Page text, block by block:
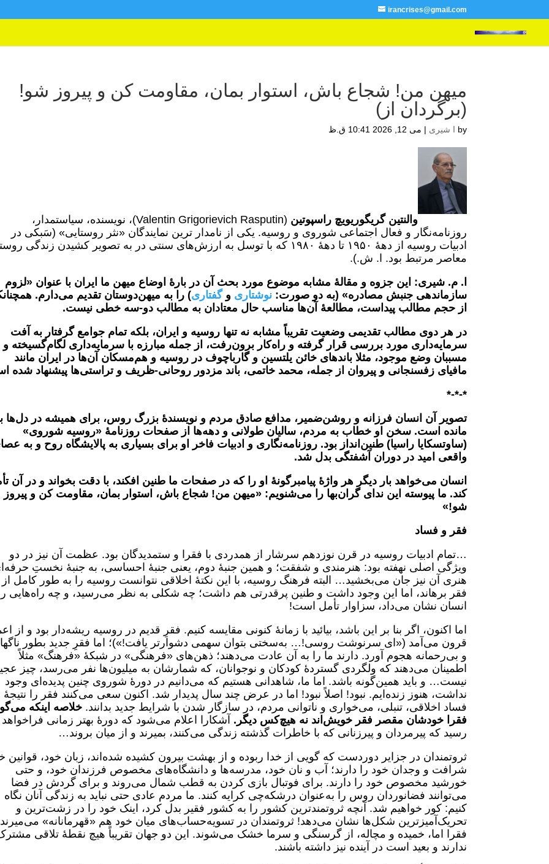
irancrises@gmail.com
میهن من! شجاع باش، استوار بمان، مقاومت کن و پیروز شو!
(برگردان از)
by ا شیری | می 12, 2026 10:41 ق.ظ
والنتین گریگوریویچ راسپوتین
(Valentin Grigorievich Rasputin)، نویسنده، سیاستمدار،
روزنامه‌نگار و فعال اجتماعی شوروی و روسیه. یکی از نامدار ‌ترین نمایندگان «نثر روستایی» (سَبکی در
ادبیات روسیه از دهۀ ۱۹۵۰ تا دهۀ ۱۹۸۰ که با توسل به ارزش‌های سنتی در به تصویر کشیدن زندگی
معاصر مرتبط بود. ا. ش.).
ا. م. شیری: این جزوه و مقالۀ مشابه موضوع مورد بحث آن در بارۀ اوضاع میهن ما ایران با عنوان «لزوم
سازماندهی جنبش مصادره» (به دو صورت:نوشتاری وگفتاری) را به میهن‌دوستان تقدیم می‌دارم.
از حجم مطالب پیداست، مطالعۀ آن‌ها مناسب حال معتادان به مطالب دو-سه خطی نیست.
در هر دوی مطالب تقدیمی وضعیت تقریباً مشابه نه تنها روسیه و ایران، بلکه تمام جوامع گرفتار به آفت
سرمایه‌داری مورد بررسی قرار گرفته و راه‌کار برون‌رفت، از جمله مبارزه با سرمایه‌داری لگام‌گسیخته و
مسببان وضع موجود، مثلا باندهای خائن یلتسین و گارباچوف در روسیه و هم‌مسکان آن‌ها در ایران مانند
مافیای زفسنجانی و پیروان از جمله، محمد خاتمی، باند مزدور روحانی-ظریف و تراستی‌ها پیشنهاد شده
*-*-*
تصویر آن انسان فرزانه و روشن‌ضمیر، مدافع صادق مردم و نویسندۀ بزرگ روس، برای همیشه در دل‌ها
مانده است. سخن او خطاب به مردم، سالیان طولانی و دهه‌ها از صفحات روزنامۀ «روسیه شوروی»
(ساوتسکایا راسیا) طنین‌انداز بود. روزنامه‌نگاری و ادبیات فاخر او برای بسیاری به پالایشگاه روح و به
واقعی امید در دوران آشفتگی بدل شد.
انسان می‌خواهد بار دیگر هر واژۀ پیامبرگونۀ او را که در صفحات ما طنین افکند، با دقت بخواند و در آن
کند. ما پیوسته این ندای گران‌بها را می‌شنویم: «میهن من!شجاع باش، استوار بمان، مقاومت کن و پیروز
شو!
»
فقر و فساد
…تمام ادبیات روسیه در قرن نوزدهم سرشار از همدردی با فقرا و ستمدیدگان بود. عظمت آن نیز در دو
ویژگی اصلی نهفته بود: هنرمندی و شفقت؛ و همین جنبهٔ دوم، یعنی جنبۀ احساسی، به جنبهٔ نخستِ
هنری آن نیز جان می‌بخشید… البته فرهنگ روسیه، با این نکتۀ اخلاقی نتوانست روسیه را به طور کامل از
فقر برهاند، اما این وجود داشت و طنین پرقدرتی هم داشت؛ چه شکلی به نظر می‌رسید، و چه راه‌هایی
انسان نشان می‌داد، سزاوار تأمل است!
اما اکنون، اگر بنا بر این باشد، بیائید با زمانهٔ کنونی مقایسه کنیم. فقرِ قدیم در روسیه ریشه‌دار بود و از
قرون می‌آمد («ای سرنوشت روسی!… به‌سختی بتوان سهمی دشوارتر یافت!»)؛ اما فقرِ جدید بطور
و بی‌رحمانه هجوم آورد. دارند ما را به آن عادت می‌دهند؛ ذهن‌های «فرهنگی» در شبکهٔ «فرهنگ» مثلاً
اطمینان می‌دهند که ولگردی گستردهٔ کودکان و نوجوانان، که شمارشان به میلیون‌ها نفر می‌رسد، چیز
نیست… و باید همین‌گونه باشد. اما ما، شاهدانی هستیم که می‌دانیم در دورۀ شوروی چنین پدیده‌ای وجود
نداشت، هنوز زنده‌ایم. نبود! اصلاً نبود! اما در عرض چند سال پدیدار شد. اکنون سعی می‌کنند فقر را نتیجهٔ
فساد اخلاقی، تنبلی، می‌خواری و ناتوانی مردم، در سازگار شدن با شرایط جدید بدانند.خلاصه اینکه
فقرا خودشان مقصر فقر خویش‌اند نه هیچ‌کس دیگر. آشکارا اعلام می‌شود که دورۀ بهتر زمانی فراخواهد
رسید که پیرمردان و پیرزنانی که با خاطرات گذشته زندگی می‌کنند، بمیرند و از میان بروند…
ثروتمندان در جزایر دوردست که گویی از خدا ربوده و از بهشت بیرون کشیده شده‌اند، زبان خود، قوانین
شرافت و وجدان خود را دارند؛ آب و نان خود، مدرسه‌ها و دانشگاه‌های مخصوص فرزندان خود، و حتی
خورشید مخصوص خود را دارند. برای فوتبال بازی کردن به قطب شمال می‌روند و برای گردش در فضا
می‌توانند فضانوردان روس را به‌عنوان درشکه‌چی کرایه کنند. ما مردم عادی حتی نباید به زندگی آنان نگاه
کنیم: کور خواهیم شد. آنچه ثروتمندترین کشور را به کشور فقیر بدل کرد، اینک خود را در زشت‌ترین و
تحریک‌آمیزترین شکل‌ها نشان می‌دهد! ثروتمندان در تسویه‌حساب‌های میان خود هم «قهرمانانه»
فقرا اما، خمیده و مچاله، از گرسنگی و سرما خشک می‌شوند. این دو جهان تقریباً هیچ نقطهٔ تلاقی
ندارند و بعید است در آینده نیز داشته باشند.